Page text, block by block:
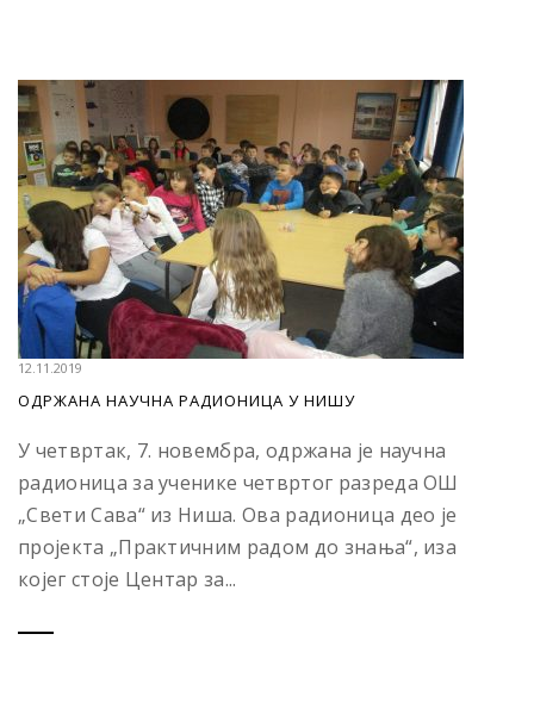
12.11.2019
OДРЖАНА НАУЧНА РАДИОНИЦА У НИШУ
У четвртак, 7. новембра, одржана је научна
радионица за ученике четвртог разреда ОШ
„Свети Сава“ из Ниша. Ова радионица део је
пројекта „Практичним радом до знања“, иза
којег стоје Центар за...